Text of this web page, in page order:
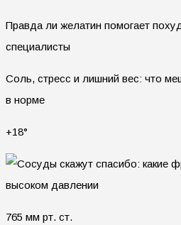
Правда ли желатин помогает
специалисты
Соль, стресс и лишний вес: что
в норме
+18°
765 мм рт. ст.